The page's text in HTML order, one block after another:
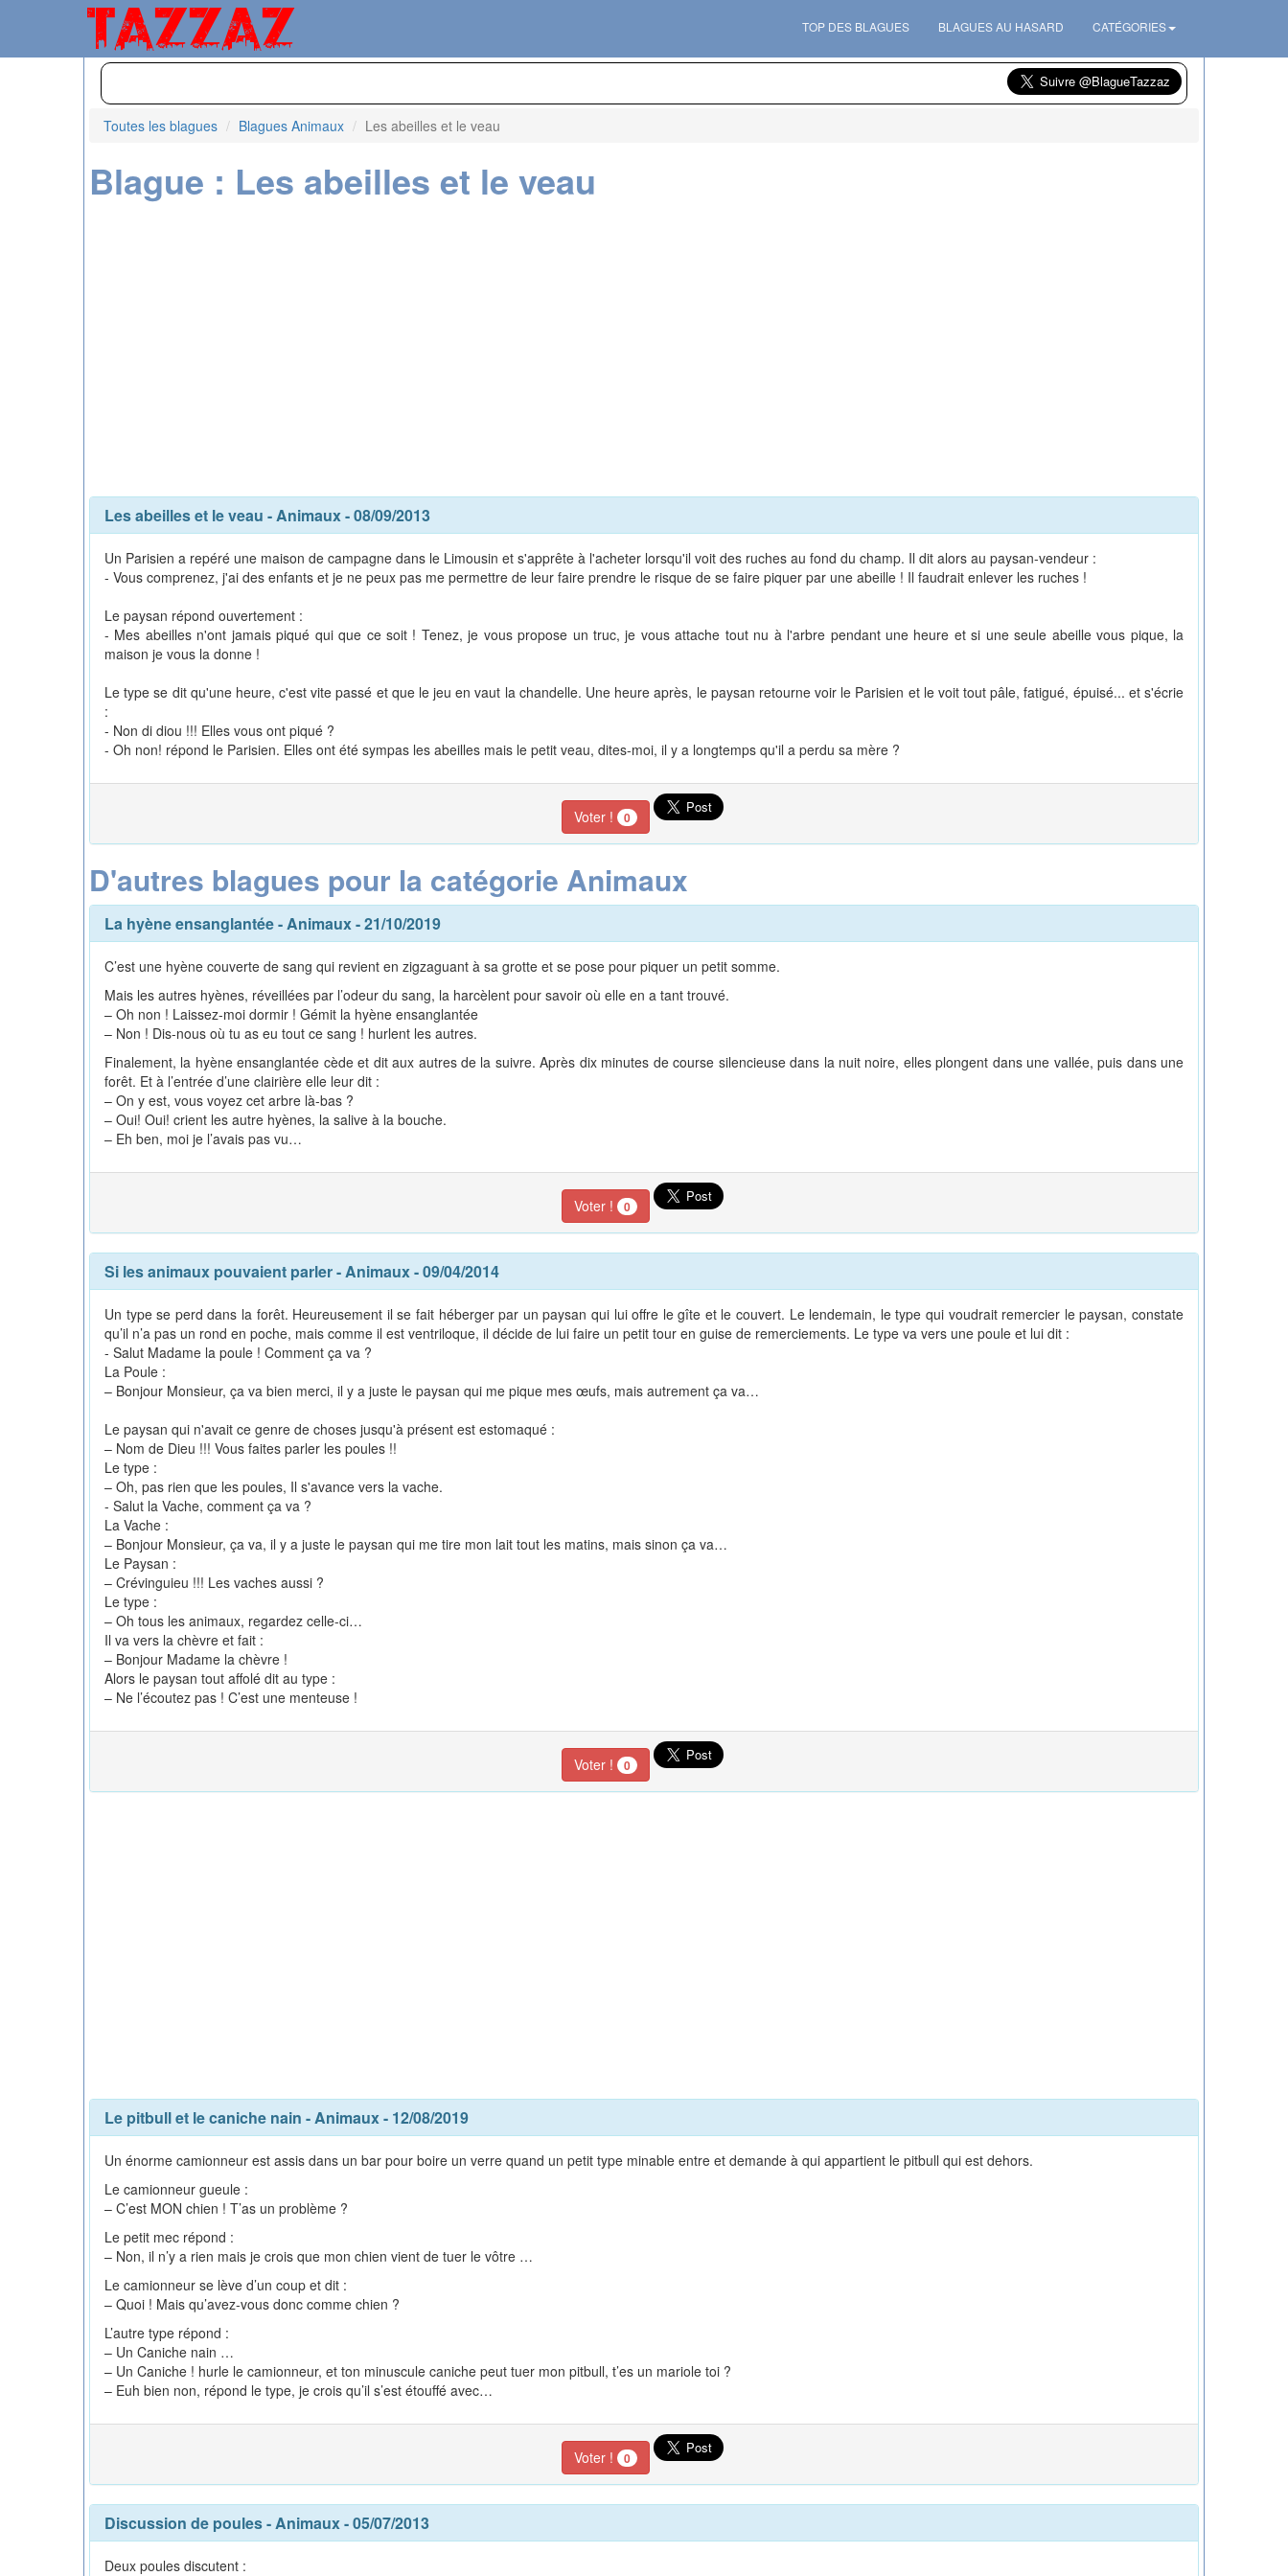
TOP DES BLAGUES BLAGUES AU HASARD CATÉGORIES
Toutes les blagues Blagues Animaux Les abeilles et le veau
Blague : Les abeilles et le veau
Les abeilles et le veau -Animaux- 08/09/2013
Un Parisien a repéré une maison de campagne dans le Limousin et s'apprête à l'acheter lorsqu'il voit des ruches au fond du champ. Il dit alors au paysan-vendeur :
- Vous comprenez, j'ai des enfants et je ne peux pas me permettre de leur faire prendre le risque de se faire piquer par une abeille ! Il faudrait enlever les ruches !
Le paysan répond ouvertement :
- Mes abeilles n'ont jamais piqué qui que ce soit ! Tenez, je vous propose un truc, je vous attache tout nu à l'arbre pendant une heure et si une seule abeille vous pique, la
maison je vous la donne !
Le type se dit qu'une heure, c'est vite passé et que le jeu en vaut la chandelle. Une heure après, le paysan retourne voir le Parisien et le voit tout pâle, fatigué, épuisé... et s'écrie
:
- Non di diou !!! Elles vous ont piqué ?
- Oh non! répond le Parisien. Elles ont été sympas les abeilles mais le petit veau, dites-moi, il y a longtemps qu'il a perdu sa mère ?
Voter ! 0
D'autres blagues pour la catégorie Animaux
La hyène ensanglantée-Animaux- 21/10/2019
C’est une hyène couverte de sang qui revient en zigzaguant à sa grotte et se pose pour piquer un petit somme.
Mais les autres hyènes, réveillées par l’odeur du sang, la harcèlent pour savoir où elle en a tant trouvé.
– Oh non ! Laissez-moi dormir ! Gémit la hyène ensanglantée
– Non ! Dis-nous où tu as eu tout ce sang ! hurlent les autres.
Finalement, la hyène ensanglantée cède et dit aux autres de la suivre. Après dix minutes de course silencieuse dans la nuit noire, elles plongent dans une vallée, puis dans une
forêt. Et à l’entrée d’une clairière elle leur dit :
– On y est, vous voyez cet arbre là-bas ?
– Oui! Oui! crient les autre hyènes, la salive à la bouche.
– Eh ben, moi je l’avais pas vu…
Voter ! 0
Si les animaux pouvaient parler-Animaux- 09/04/2014
Un type se perd dans la forêt. Heureusement il se fait héberger par un paysan qui lui offre le gîte et le couvert. Le lendemain, le type qui voudrait remercier le paysan, constate
qu’il n’a pas un rond en poche, mais comme il est ventriloque, il décide de lui faire un petit tour en guise de remerciements. Le type va vers une poule et lui dit :
- Salut Madame la poule ! Comment ça va ?
La Poule :
– Bonjour Monsieur, ça va bien merci, il y a juste le paysan qui me pique mes œufs, mais autrement ça va…
Le paysan qui n'avait ce genre de choses jusqu'à présent est estomaqué :
– Nom de Dieu !!! Vous faites parler les poules !!
Le type :
– Oh, pas rien que les poules, Il s'avance vers la vache.
- Salut la Vache, comment ça va ?
La Vache :
– Bonjour Monsieur, ça va, il y a juste le paysan qui me tire mon lait tout les matins, mais sinon ça va…
Le Paysan :
– Crévinguieu !!! Les vaches aussi ?
Le type :
– Oh tous les animaux, regardez celle-ci…
Il va vers la chèvre et fait :
– Bonjour Madame la chèvre !
Alors le paysan tout affolé dit au type :
– Ne l’écoutez pas ! C’est une menteuse !
Voter ! 0
Le pitbull et le caniche nain -Animaux- 12/08/2019
Un énorme camionneur est assis dans un bar pour boire un verre quand un petit type minable entre et demande à qui appartient le pitbull qui est dehors.
Le camionneur gueule :
– C’est MON chien ! T’as un problème ?
Le petit mec répond :
– Non, il n’y a rien mais je crois que mon chien vient de tuer le vôtre …
Le camionneur se lève d’un coup et dit :
– Quoi ! Mais qu’avez-vous donc comme chien ?
L’autre type répond :
– Un Caniche nain …
– Un Caniche ! hurle le camionneur, et ton minuscule caniche peut tuer mon pitbull, t’es un mariole toi ?
– Euh bien non, répond le type, je crois qu’il s’est étouffé avec…
Voter ! 0
Discussion de poules-Animaux- 05/07/2013
Deux poules discutent :